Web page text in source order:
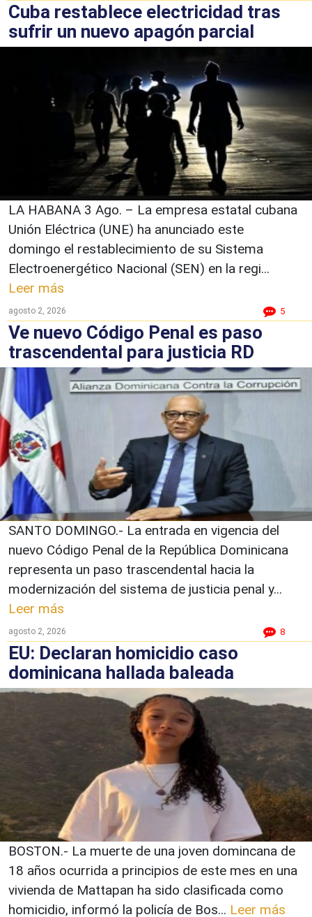
Cuba restablece electricidad tras
sufrir un nuevo apagón parcial
LA HABANA 3 Ago. – La empresa estatal cubana
Unión Eléctrica (UNE) ha anunciado este
domingo el restablecimiento de su Sistema
Electroenergético Nacional (SEN) en la regi...
Leer más
agosto 2, 2026 5
Ve nuevo Código Penal es paso
trascendental para justicia RD
SANTO DOMINGO.- La entrada en vigencia del
nuevo Código Penal de la República Dominicana
representa un paso trascendental hacia la
modernización del sistema de justicia penal y...
Leer más
agosto 2, 2026 8
EU: Declaran homicidio caso
dominicana hallada baleada
BOSTON.- La muerte de una joven domincana de
18 años ocurrida a principios de este mes en una
vivienda de Mattapan ha sido clasificada como
homicidio, informó la policía de Bos... Leer más